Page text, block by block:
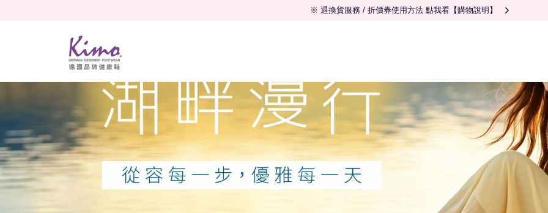
※ 退換貨服務 / 折價券使用方法 點我看【購物說明】